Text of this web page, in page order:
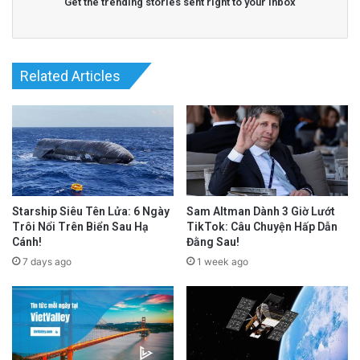
Related Articles
Starship Siêu Tên Lửa: 6 Ngày
Trôi Nổi Trên Biển Sau Hạ
Cánh!
7 days ago
Sam Altman Dành 3 Giờ Lướt
TikTok: Câu Chuyện Hấp Dẫn
Đằng Sau!
1 week ago